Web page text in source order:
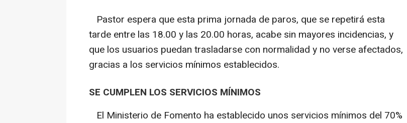
Pastor espera que esta prima jornada de paros, que se repetirá esta
tarde entre las 18.00 y las 20.00 horas, acabe sin mayores incidencias, y
que los usuarios puedan trasladarse con normalidad y no verse afectados,
gracias a los servicios mínimos establecidos.
SE CUMPLEN LOS SERVICIOS MÍNIMOS
El Ministerio de Fomento ha establecido unos servicios mínimos del 70%